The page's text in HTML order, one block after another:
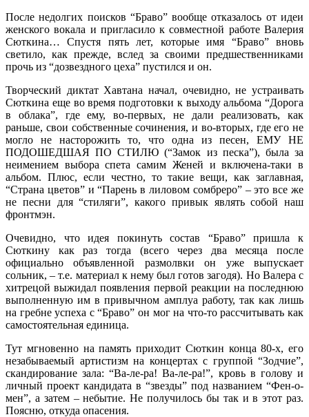
После недолгих поисков “Браво” вообще отказалось от идеи
женского вокала и пригласило к совместной работе Валерия
Сюткина… Спустя пять лет, которые имя “Браво” вновь
светило, как прежде, вслед за своими предшественниками
прочь из “дозвездного цеха” пустился и он.
Творческий диктат Хавтана начал, очевидно, не устраивать
Сюткина еще во время подготовки к выходу альбома “Дорога
в облака”, где ему, во-первых, не дали реализовать, как
раньше, свои собственные сочинения, и во-вторых, где его не
могло не насторожить то, что одна из песен, ЕМУ НЕ
ПОДОШЕДШАЯ ПО СТИЛЮ (“Замок из песка”), была за
неимением выбора спета самим Женей и включена-таки в
альбом. Плюс, если честно, то такие вещи, как заглавная,
“Страна цветов” и “Парень в лиловом сомбреро” – это все же
не песни для “стиляги”, какого привык являть собой наш
фронтмэн.
Очевидно, что идея покинуть состав “Браво” пришла к
Сюткину как раз тогда (всего через два месяца после
официально объявленной размолвки он уже выпускает
сольник, – т.е. материал к нему был готов загодя). Но Валера с
хитрецой выжидал появления первой реакции на последнюю
выполненную им в привычном амплуа работу, так как лишь
на гребне успеха с “Браво” он мог на что-то рассчитывать как
самостоятельная единица.
Тут мгновенно на память приходит Сюткин конца 80-х, его
незабываемый артистизм на концертах с группой “Зодчие”,
скандирование зала: “Ва-ле-ра! Ва-ле-ра!”, кровь в голову и
личный проект кандидата в “звезды” под названием “Фен-о-
мен”, а затем – небытие. Не получилось бы так и в этот раз.
Поясню, откуда опасения.